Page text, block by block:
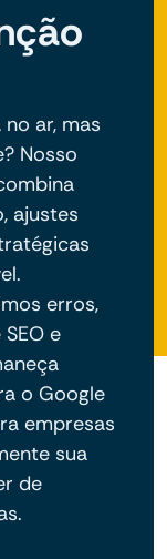
ar, mas
Nosso
ajustes
erros,
e
o Google
empresas
sua
de